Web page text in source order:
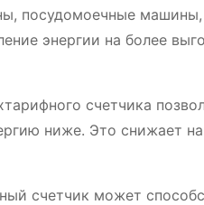
посудомоечные
энергии на более
счетчика
ниже. Это снижает
счетчик может